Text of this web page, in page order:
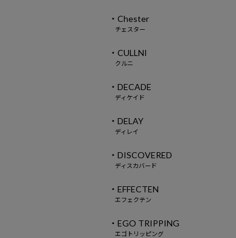
・Chester
チェスター
・CULLNI
クルニ
・DECADE
ディケイド
・DELAY
ディレイ
・DISCOVERED
ディスカバード
・EFFECTEN
エフェクテン
・EGO TRIPPING
エゴトリッピング